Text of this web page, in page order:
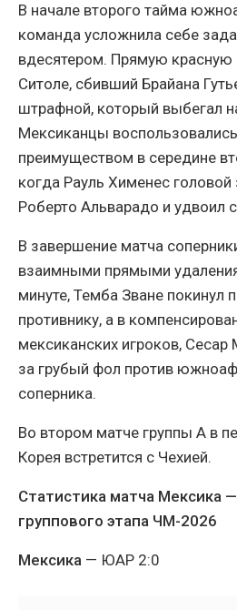
В начале второго тайма
команда усложнила себе
вдесятером. Прямую красную
Ситоле, сбивший Брайана
штрафной, который выбегал
Мексиканцы
преимуществом в середине
когда Рауль Хименес головой
Роберто Альварадо и удвоил
В завершение матча
взаимными прямыми
минуте, Темба Зване покинул
противнику, а в
мексиканских игроков,
за грубый фол против
соперника.
Во втором матче группы А в
Корея встретится с Чехией.
Статистика матча Мексика
группового этапа ЧМ-2026
Мексика — ЮАР 2:0